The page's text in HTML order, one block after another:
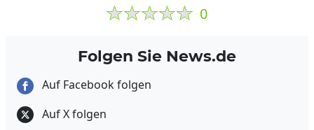
0
Folgen Sie News.de
Auf Facebook folgen
Auf X folgen